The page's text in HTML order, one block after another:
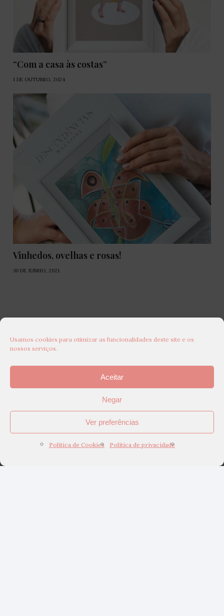
Usamos cookies para otimizar as funcionalidades deste site e os
nossos serviços.
Aceitar
Negar
Ver preferências
Política de Cookies Política de privacidade
“Com a casa às costas”
1 DE OUTUBRO, 2024
Vinhedos, ovelhas e rosas!
30 DE JUNHO, 2021